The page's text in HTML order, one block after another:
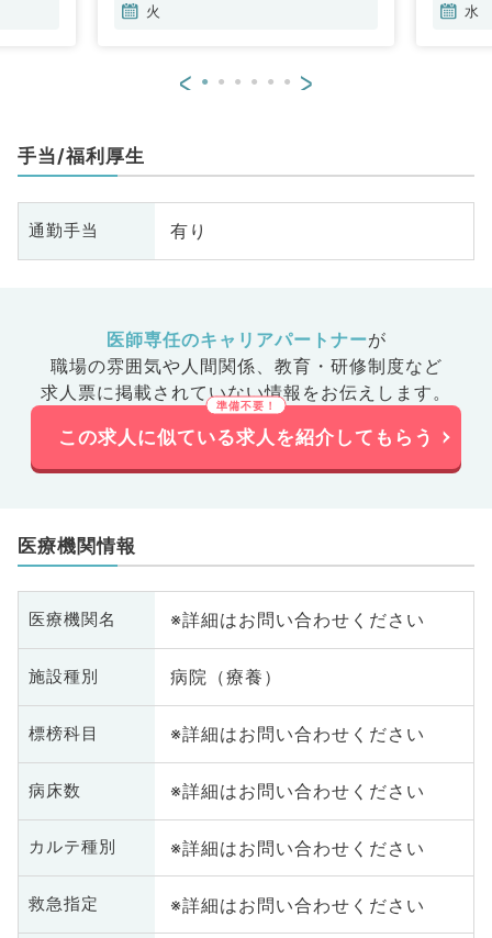
火 水
< >
手当/福利厚生
通勤手当 有り
医師専任のキャリアパートナーが
職場の雰囲気や人間関係、 教育・研修制度など
求人票に掲載されていない情報をお伝えします。
この求人に似ている求人を紹介してもらう
医療機関情報
医療機関名 ※詳細はお問い合わせください
施設種別 病院（療養）
標榜科目 ※詳細はお問い合わせください
病床数 ※詳細はお問い合わせください
カルテ種別 ※詳細はお問い合わせください
救急指定 ※詳細はお問い合わせください